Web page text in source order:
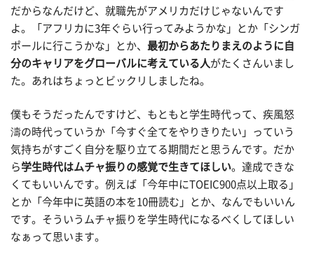
だからなんだけど、就職先がアメリカだけじゃないんです
よ。「アフリカに3年ぐらい行ってみようかな」とか「シンガ
ポールに行こうかな」とか、 最初からあたりまえのように自
分のキャリアをグローバルに考えている人 がたくさんいまし
た。あれはちょっとビックリしましたね。
僕もそうだったんですけど、もともと学生時代って、疾風怒
濤の時代っていうか「今すぐ全てをやりきりたい」っていう
気持ちがすごく自分を駆り立てる期間だと思うんです。だか
ら 学生時代はムチャ振りの感覚で生きてほしい。達成できな
くてもいいんです。例えば「今年中にTOEIC900点以上取る」
とか「今年中に英語の本を10冊読む」とか、なんでもいいん
です。そういうムチャ振りを学生時代になるべくしてほしい
なぁって思います。